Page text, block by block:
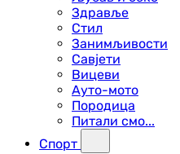
Здравље
Стил
Занимљивости
Савјети
Вицеви
Ауто-мото
Породица
Питали смо...
Спорт